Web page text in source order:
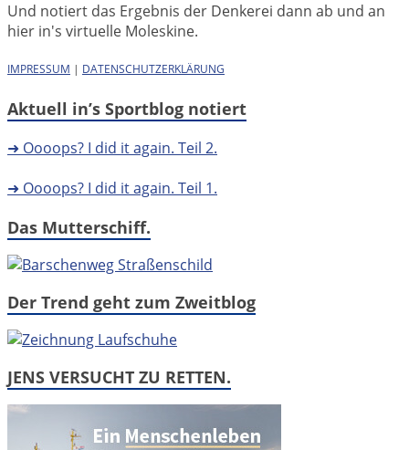
Und notiert das Ergebnis der Denkerei dann ab und an
hier in's virtuelle Moleskine.
IMPRESSUM | DATENSCHUTZERKLÄRUNG
Aktuell in’s Sportblog notiert
➜ Oooops? I did it again. Teil 2.
➜ Oooops? I did it again. Teil 1.
Das Mutterschiff.
Der Trend geht zum Zweitblog
JENS VERSUCHT ZU RETTEN.